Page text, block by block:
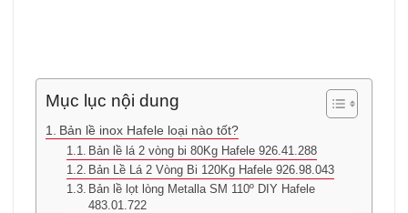
Mục lục nội dung
Bản lề inox Hafele loại nào tốt?
Bản lề lá 2 vòng bi 80Kg Hafele 926.41.288
Bản Lề Lá 2 Vòng Bi 120Kg Hafele 926.98.043
Bản lề lọt lòng Metalla SM 110º DIY Hafele
483.01.722